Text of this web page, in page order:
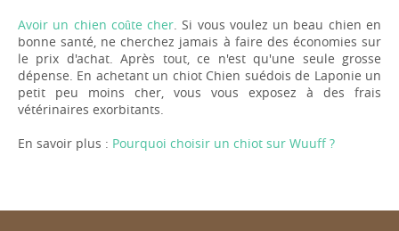
Avoir un chien coûte cher . Si vous voulez un beau chien en
bonne santé, ne cherchez jamais à faire des économies sur
le prix d'achat. Après tout, ce n'est qu'une seule grosse
dépense. En achetant un chiot Chien suédois de Laponie un
petit peu moins cher, vous vous exposez à des frais
vétérinaires exorbitants.
En savoir plus : Pourquoi choisir un chiot sur Wuuff ?